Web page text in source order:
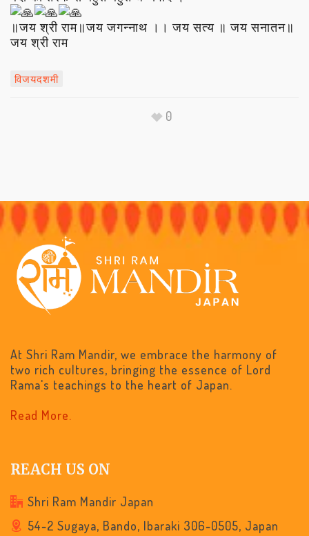
॥जय श्री राम॥जय जगन्नाथ ।। जय सत्य ॥ जय सनातन॥
जय श्री राम
विजयदशमी
0
At Shri Ram Mandir, we embrace the harmony of
two rich cultures, bringing the essence of Lord
Rama's teachings to the heart of Japan.
Read More.
REACH US ON
Shri Ram Mandir Japan
54-2 Sugaya, Bando, Ibaraki 306-0505, Japan